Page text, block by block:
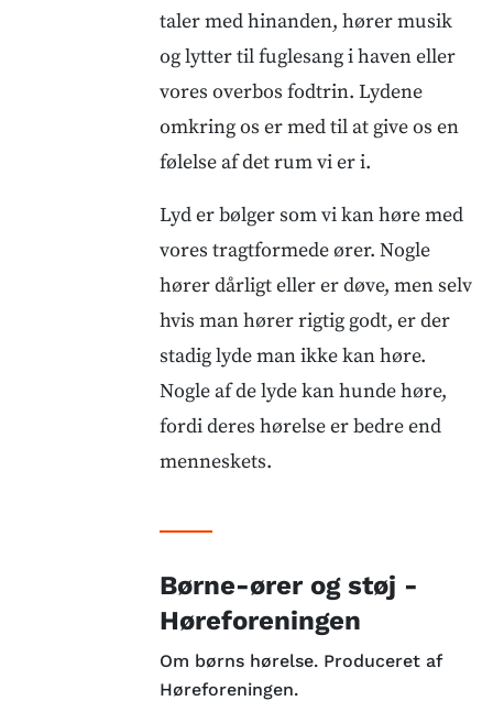
taler med hinanden, hører musik
og lytter til fuglesang i haven eller
vores overbos fodtrin. Lydene
omkring os er med til at give os en
følelse af det rum vi er i.
Lyd er bølger som vi kan høre med
vores tragtformede ører. Nogle
hører dårligt eller er døve, men selv
hvis man hører rigtig godt, er der
stadig lyde man ikke kan høre.
Nogle af de lyde kan hunde høre,
fordi deres hørelse er bedre end
menneskets.
Børne-ører og støj -
Høreforeningen
Om børns hørelse. Produceret af
Høreforeningen.